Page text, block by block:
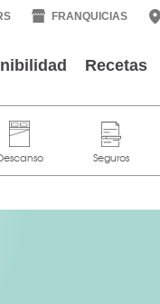
FRANQUICIAS
Recetas